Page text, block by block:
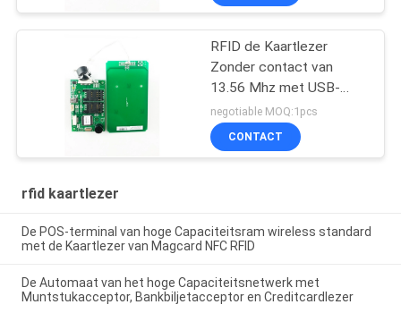
RFID de Kaartlezer
Zonder contact van
13.56 Mhz met USB-
Interface, IC-Kaartlezer
negotiable MOQ:1pcs
CONTACT
rfid kaartlezer
De POS-terminal van hoge Capaciteitsram wireless standard
met de Kaartlezer van Magcard NFC RFID
De Automaat van het hoge Capaciteitsnetwerk met
Muntstukacceptor, Bankbiljetacceptor en Creditcardlezer